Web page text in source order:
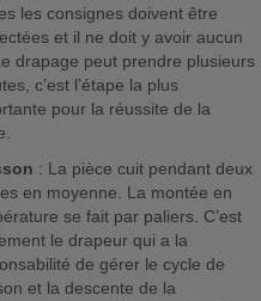
les consignes doivent être
et il ne doit y avoir aucun
drapage peut prendre plusieurs
c’est l’étape la plus
pour la réussite de la
: La pièce cuit pendant deux
en moyenne. La montée en
se fait par paliers. C’est
le drapeur qui a la
de gérer le cycle de
et la descente de la